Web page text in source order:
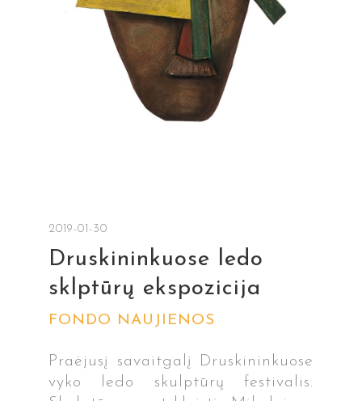
2019-01-30
Druskininkuose ledo
sklptūrų ekspozicija
FONDO NAUJIENOS
Praėjusį savaitgalį Druskininkuose
vyko ledo skulptūrų festivalis.